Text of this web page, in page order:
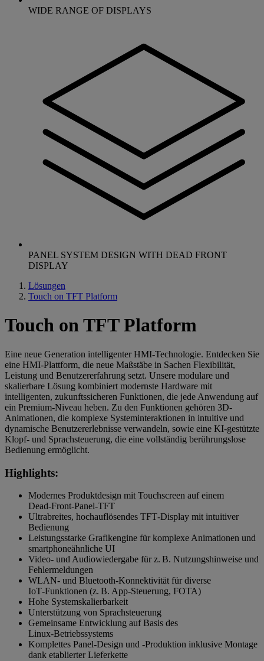
WIDE RANGE OF DISPLAYS
PANEL SYSTEM DESIGN WITH DEAD FRONT
DISPLAY
Lösungen
Touch on TFT Platform
Touch on TFT Platform
Eine neue Generation intelligenter HMI-Technologie. Entdecken Sie
eine HMI-Plattform, die neue Maßstäbe in Sachen Flexibilität,
Leistung und Benutzererfahrung setzt. Unsere modulare und
skalierbare Lösung kombiniert modernste Hardware mit
intelligenten, zukunftssicheren Funktionen, die jede Anwendung auf
ein Premium-Niveau heben. Zu den Funktionen gehören 3D-
Animationen, die komplexe Systeminteraktionen in intuitive und
dynamische Benutzererlebnisse verwandeln, sowie eine KI-gestützte
Klopf- und Sprachsteuerung, die eine vollständig berührungslose
Bedienung ermöglicht.
Highlights:
Modernes Produktdesign mit Touchscreen auf einem
Dead‑Front‑Panel‑TFT
Ultrabreites, hochauflösendes TFT‑Display mit intuitiver
Bedienung
Leistungsstarke Grafikengine für komplexe Animationen und
smartphoneähnliche UI
Video- und Audiowiedergabe für z. B. Nutzungshinweise und
Fehlermeldungen
WLAN- und Bluetooth‑Konnektivität für diverse
IoT‑Funktionen (z. B. App‑Steuerung, FOTA)
Hohe Systemskalierbarkeit
Unterstützung von Sprachsteuerung
Gemeinsame Entwicklung auf Basis des
Linux‑Betriebssystems
Komplettes Panel‑Design und ‑Produktion inklusive Montage
dank etablierter Lieferkette